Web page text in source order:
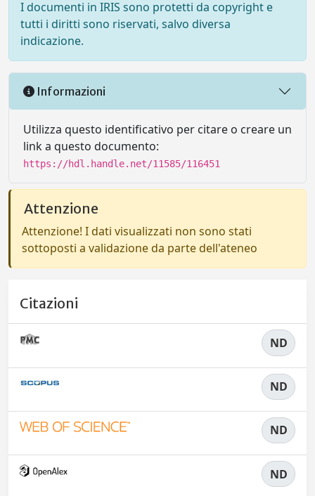
I documenti in IRIS sono protetti da copyright e
tutti i diritti sono riservati, salvo diversa
indicazione.
Informazioni
Utilizza questo identificativo per citare o creare un
link a questo documento:
https://hdl.handle.net/11585/116451
Attenzione
Attenzione! I dati visualizzati non sono stati
sottoposti a validazione da parte dell'ateneo
Citazioni
ND
ND
ND
ND